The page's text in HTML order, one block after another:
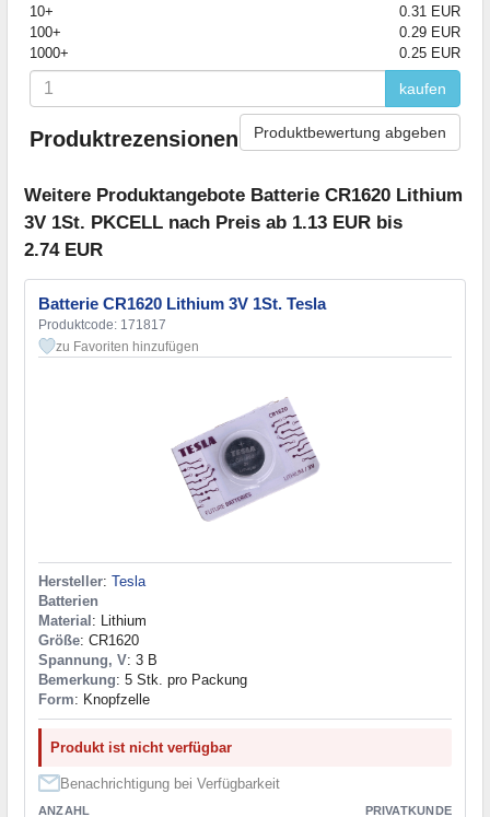
10+
0.31 EUR
100+
0.29 EUR
1000+
0.25 EUR
kaufen
Produktrezensionen Produktbewertung abgeben
Weitere Produktangebote Batterie CR1620 Lithium
3V 1St. PKCELL nach Preis ab 1.13 EUR bis
2.74 EUR
Batterie CR1620 Lithium 3V 1St. Tesla
Produktcode: 171817
zu Favoriten hinzufügen
Hersteller: Tesla
Batterien
Material : Lithium
Größe: CR1620
Spannung, V: 3 В
Bemerkung: 5 Stk. pro Packung
Form: Knopfzelle
Produkt ist nicht verfügbar
Benachrichtigung bei Verfügbarkeit
ANZAHL PRIVATKUNDE